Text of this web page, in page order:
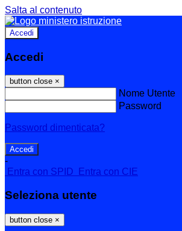
Salta al contenuto
Accedi
Accedi
button close ×
Nome Utente
Password
Password dimenticata?
-
Entra con SPID
Entra con CIE
Seleziona utente
button close ×